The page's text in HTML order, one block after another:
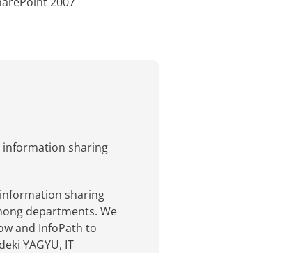
information sharing
sharing
departments. We
and InfoPath to
YAGYU, IT